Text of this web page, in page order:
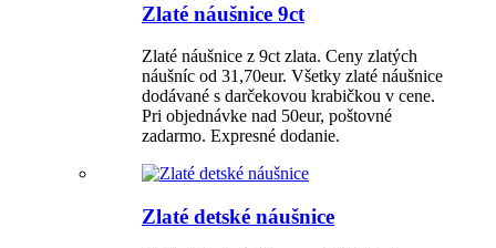
Zlaté náušnice 9ct
Zlaté náušnice z 9ct zlata. Ceny zlatých
náušníc od 31,70eur. Všetky zlaté náušnice
dodávané s darčekovou krabičkou v cene.
Pri objednávke nad 50eur, poštovné
zadarmo. Expresné dodanie.
Zlaté detské náušnice